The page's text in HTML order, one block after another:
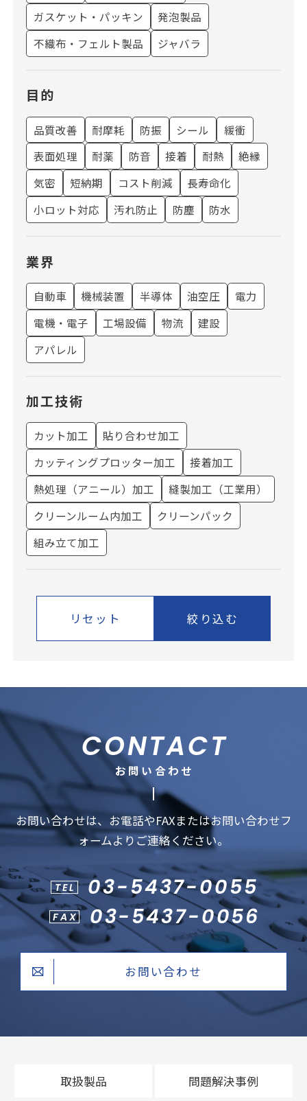
ガスケット・パッキン
発泡製品
不織布・フェルト製品
ジャバラ
目的
品質改善 耐摩耗 防振 シール
緩衝
表面処理
耐薬 防音 接着 耐熱
絶縁
気密
短納期 コスト削減
長寿命化
小ロット対応
汚れ防止 防塵 防水
業界
自動車 機械装置 半導体 油空圧
電力
電機・電子
工場設備 物流
建設
アパレル
加工技術
カット加工
貼り合わせ加工
カッティングプロッター加工
接着加工
熱処理（アニール）加工
縫製加工（工業用）
クリーンルーム内加工
クリーンパック
組み立て加工
リセット 絞り込む
お問い合わせ
CONTACT
お問い合わせは、お電話やFAXまたはお問い合わせフ
ォームよりご連絡ください。
TEL 03-5437-0055
FAX 03-5437-0056
お問い合わせ
取扱製品 問題解決事例